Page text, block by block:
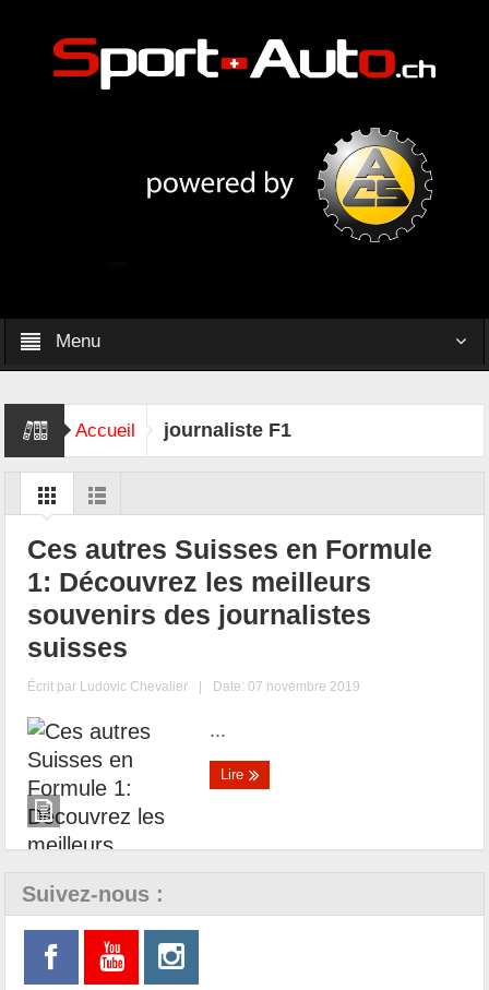
Menu
Accueil journaliste F1
Ces autres Suisses en Formule
1: Découvrez les meilleurs
souvenirs des journalistes
suisses
Écrit par Ludovic Chevalier | Date: 07 novembre 2019
...
Lire
Suivez-nous :